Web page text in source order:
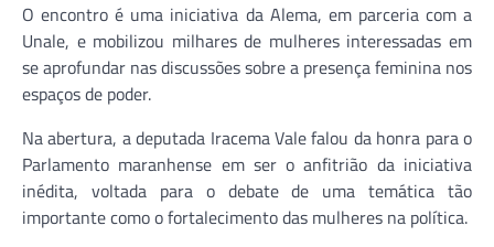
O encontro é uma iniciativa da Alema, em parceria com a
Unale, e mobilizou milhares de mulheres interessadas em
se aprofundar nas discussões sobre a presença feminina nos
espaços de poder.
Na abertura, a deputada Iracema Vale falou da honra para o
Parlamento maranhense em ser o anfitrião da iniciativa
inédita, voltada para o debate de uma temática tão
importante como o fortalecimento das mulheres na política.